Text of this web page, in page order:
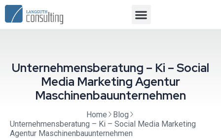
Unternehmensberatung – Ki – Social
Media Marketing Agentur
Maschinenbauunternehmen
Home
Blog
Unternehmensberatung – Ki – Social Media Marketing
Agentur Maschinenbauunternehmen